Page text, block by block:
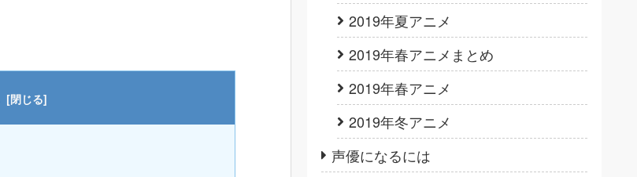
2019年夏アニメ
2019年春アニメまとめ
2019年春アニメ
2019年冬アニメ
声優になるには